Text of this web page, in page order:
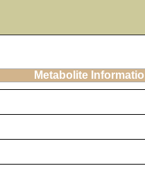
Metabolite